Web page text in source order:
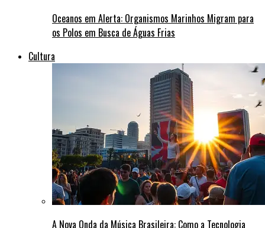
Oceanos em Alerta: Organismos Marinhos Migram para
os Polos em Busca de Águas Frias
Cultura
A Nova Onda da Música Brasileira: Como a Tecnologia